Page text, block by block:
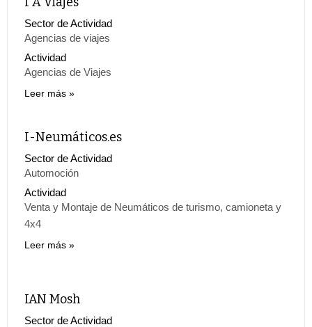
Sector de Actividad
Agencias de viajes
Actividad
Agencias de Viajes
Leer más
I-Neumáticos.es
Sector de Actividad
Automoción
Actividad
Venta y Montaje de Neumáticos de turismo, camioneta y
4x4
Leer más
IAN Mosh
Sector de Actividad